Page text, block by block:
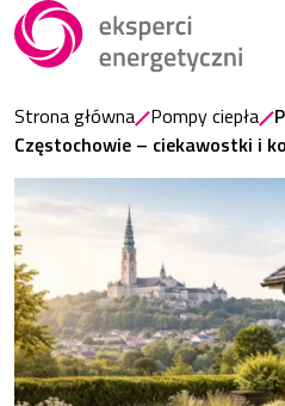
Strona główna Pompy ciepła
Częstochowie – ciekawostki i